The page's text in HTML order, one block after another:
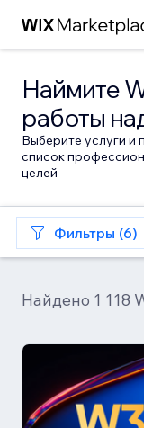
Наймите
работы
Выберите услуги и
список
целей
Фильтры (6)
Найдено 1 118